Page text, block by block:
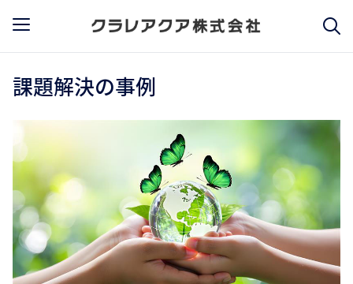
課題解決の事例